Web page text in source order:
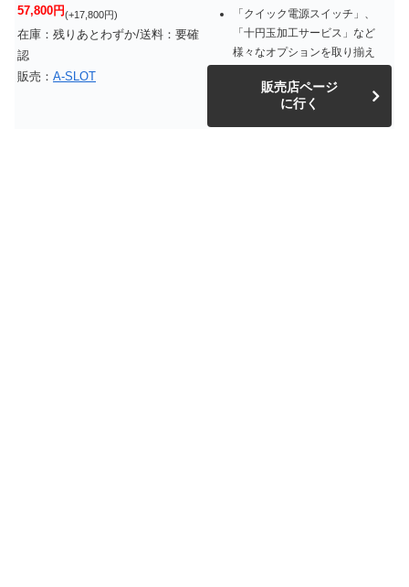
57,800円(+17,800円)
在庫：残りあとわずか/送料：要確
認
販売： A-SLOT
「クイック電源スイッチ」、
「十円玉加工サービス」など
様々なオプションを取り揃え
販売店ページ
に行く